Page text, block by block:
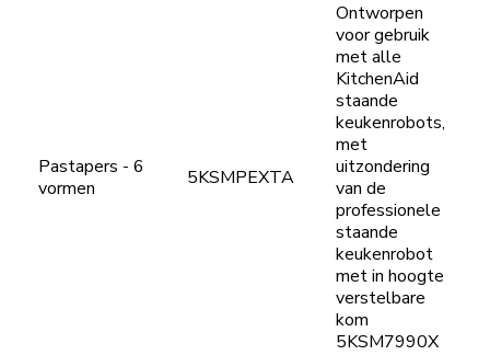
Pastapers - 6
vormen
5KSMPEXTA
Ontworpen
voor gebruik
met alle
KitchenAid
staande
keukenrobots,
met
uitzondering
van de
professionele
staande
keukenrobot
met in hoogte
verstelbare
kom
5KSM7990X